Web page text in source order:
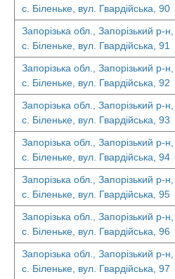
с. Біленьке, вул. Гвардійська, 90
Запорізька обл., Запорізький р-н,
с. Біленьке, вул. Гвардійська, 91
Запорізька обл., Запорізький р-н,
с. Біленьке, вул. Гвардійська, 92
Запорізька обл., Запорізький р-н,
с. Біленьке, вул. Гвардійська, 93
Запорізька обл., Запорізький р-н,
с. Біленьке, вул. Гвардійська, 94
Запорізька обл., Запорізький р-н,
с. Біленьке, вул. Гвардійська, 95
Запорізька обл., Запорізький р-н,
с. Біленьке, вул. Гвардійська, 96
Запорізька обл., Запорізький р-н,
с. Біленьке, вул. Гвардійська, 97